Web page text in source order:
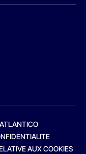
AUX COOKIES